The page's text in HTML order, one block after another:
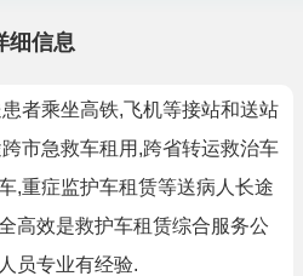
细信息
者乘坐高铁,飞机等接站和送站
市急救车租用,跨省转运救治车
,重症监护车租赁等送病人长途
高效是救护车租赁综合服务公
员专业有经验.